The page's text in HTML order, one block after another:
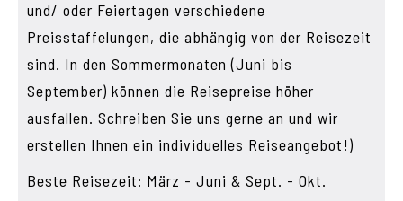
und/ oder Feiertagen verschiedene
Preisstaffelungen, die abhängig von der Reisezeit
sind. In den Sommermonaten (Juni bis
September) können die Reisepreise höher
ausfallen. Schreiben Sie uns gerne an und wir
erstellen Ihnen ein individuelles Reiseangebot!)
Beste Reisezeit: März - Juni & Sept. - Okt.